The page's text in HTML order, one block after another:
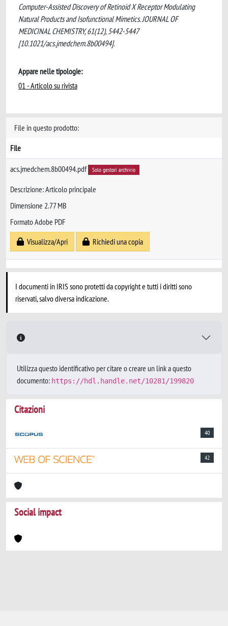
Computer-Assisted Discovery of Retinoid X Receptor Modulating
Natural Products and Isofunctional Mimetics. JOURNAL OF
MEDICINAL CHEMISTRY, 61(12), 5442-5447
[10.1021/acs.jmedchem.8b00494].
Appare nelle tipologie:
01 - Articolo su rivista
File in questo prodotto:
File
acs.jmedchem.8b00494.pdf Solo gestori archivio
Descrizione: Articolo principale
Dimensione 2.77 MB
Formato Adobe PDF
Visualizza/Apri
Richiedi una copia
I documenti in IRIS sono protetti da copyright e tutti i diritti sono
riservati, salvo diversa indicazione.
Utilizza questo identificativo per citare o creare un link a questo
documento: https://hdl.handle.net/10281/199820
Citazioni
40
42
Social impact